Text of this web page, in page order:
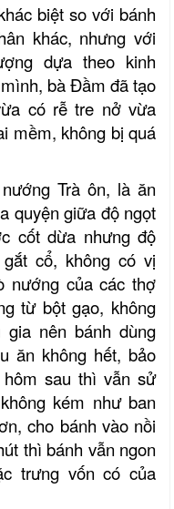
biệt so với bánh
khác, nhưng với
dựa theo kinh
bà Đầm đã tạo
có rễ tre nởvừa
mềm, không bị quá
Trà ôn, là ăn
quyện giữa độ ngọt
cốt dừa nhưng độ
cổ, không có vị
nướng của các thợ
từ bột gạo, không
nên bánh dùng
ăn không hết, bảo
sau thì vẫn sử
kém như ban
cho bánh vào nồi
thì bánh vẫn ngon
trưng vốn có của